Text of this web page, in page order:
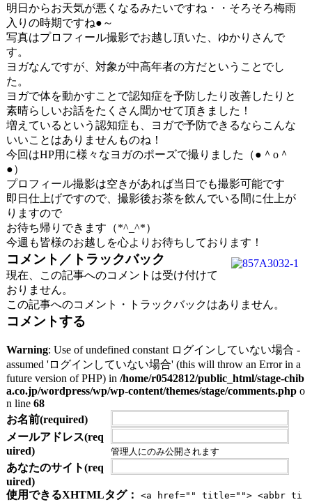
明日からお天気が悪くなるみたいですね・・そろそろ梅雨
入りの時期ですね●～
写真はプロフィール撮影でお越し頂いた、ゆかりさんで
す。
ヨガなんですが、対象が中高年者の方だということでし
た。
ヨガで体を動かすことで認知症を予防したり改善したりと
素晴らしいお話をたくさん聞かせて頂きました！
増えているという認知症も、ヨガで予防できるならこんな
いいことはありませんものね！
今回はHP用に様々なヨガのポーズで撮りました（●＾o＾
●）
プロフィール撮影は空きがあれば当日でも撮影可能です
即日仕上げですので、撮影後お茶を飲んでいる間に仕上が
りますので
お待ち帰りできます（*^_^*）
今週も皆様のお越しを心よりお待ちしております！
コメント／トラックバック
現在、この記事へのコメントは受け付けて
おりません。
この記事へのコメント・トラックバックはありません。
コメントする
Warning: Use of undefined constant ログインしていない場合 -
assumed 'ログインしていない場合' (this will throw an Error in a
future version of PHP) in /home/r0542812/public_html/stage-chib
a.co.jp/wordpress/wp/wp-content/themes/stage/comments.phpo
n line 68
お名前(required)
メールアドレス(req
uired)
管理人にのみ公開されます
あなたのサイト(req
uired)
使用できるXHTMLタグ：
<a href="" title=""> <abbr ti